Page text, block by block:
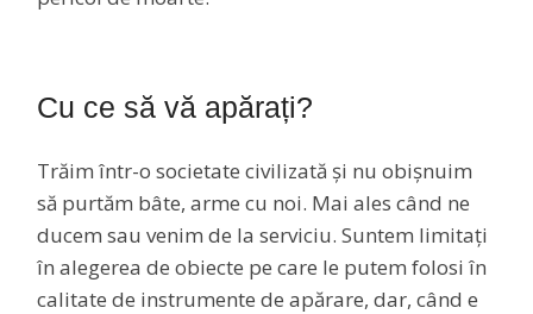
Cu ce să vă apărați?
Trăim într-o societate civilizată și nu obișnuim
să purtăm bâte, arme cu noi. Mai ales când ne
ducem sau venim de la serviciu. Suntem limitați
în alegerea de obiecte pe care le putem folosi în
calitate de instrumente de apărare, dar, când e